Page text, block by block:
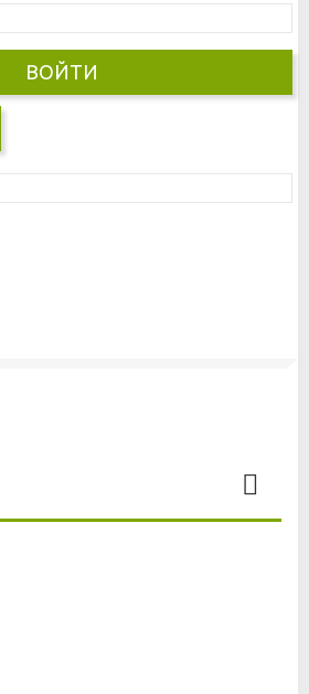
ВОЙТИ